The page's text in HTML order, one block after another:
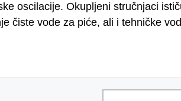
oscilacije. Okupljeni stručnjaci
čiste vode za piće, ali i tehničke